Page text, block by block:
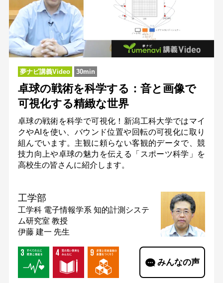
夢ナビ講義Video 30min
卓球の戦術を科学する：音と画像で
可視化する精緻な世界
卓球の戦術を科学で可視化！新潟工科大学ではマイ
クやAIを使い、バウンド位置や回転の可視化に取り
組んでいます。主観に頼らない客観的データで、競
技力向上や卓球の魅力を伝える「スポーツ科学」を
高校生の皆さんに紹介します。
工学部
工学科 電子情報学系 知的計測システ
ム研究室 教授
伊藤 建一 先生
みんなの声